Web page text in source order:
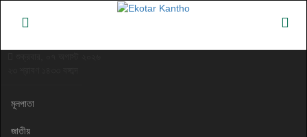
মূলপাতা
জাতীয়